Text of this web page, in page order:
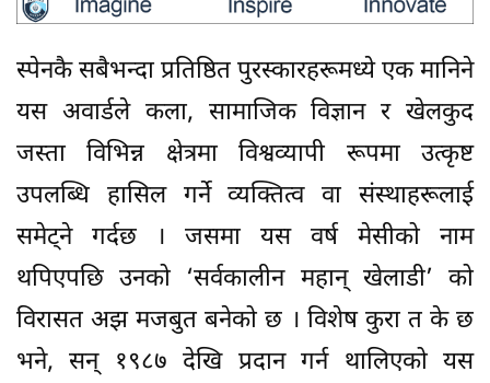
स्पेनकै सबैभन्दा प्रतिष्ठित पुरस्कारहरूमध्ये एक मानिने
यस अवार्डले कला, सामाजिक विज्ञान र खेलकुद
जस्ता विभिन्न क्षेत्रमा विश्वव्यापी रूपमा उत्कृष्ट
उपलब्धि हासिल गर्ने व्यक्तित्व वा संस्थाहरूलाई
समेट्ने गर्दछ । जसमा यस वर्ष मेसीको नाम
थपिएपछि उनको ‘सर्वकालीन महान् खेलाडी’ को
विरासत अझ मजबुत बनेको छ । विशेष कुरा त के छ
भने, सन् १९८७ देखि प्रदान गर्न थालिएको यस